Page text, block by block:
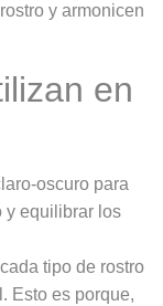
y armonicen
en
oscuro para
y equilibrar los
tipo de rostro
Esto es porque,